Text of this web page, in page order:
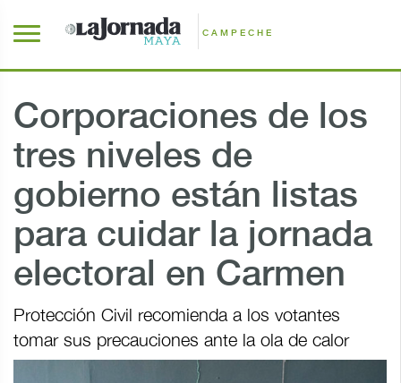
CAMPECHE
Corporaciones de los
tres niveles de
gobierno están listas
para cuidar la jornada
electoral en Carmen
Protección Civil recomienda a los votantes
tomar sus precauciones ante la ola de calor